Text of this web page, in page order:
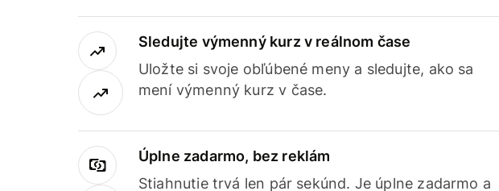
Sledujte výmenný kurz v reálnom čase
Uložte si svoje obľúbené meny a sledujte, ako sa
mení výmenný kurz v čase.
Úplne zadarmo, bez reklám
Stiahnutie trvá len pár sekúnd. Je úplne zadarmo a